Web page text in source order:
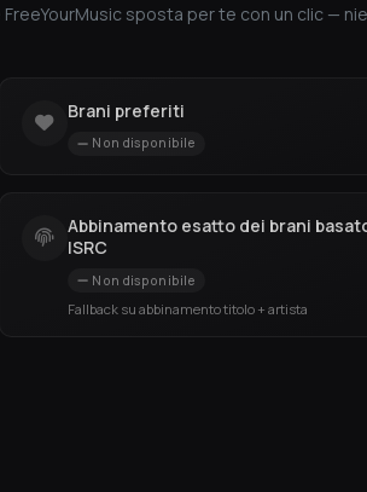
sposta per te con un clic —
Brani preferiti
Non disponibile
Abbinamento esatto dei brani
ISRC
Non disponibile
Fallback su abbinamento titolo + artista